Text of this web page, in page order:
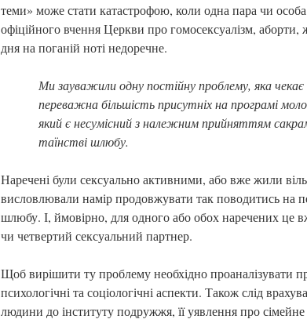
теми» може стати катастрофою, коли одна пара чи особа
офіційного вчення Церкви про гомосексуалізм, аборти,
дня на поганій ноті недоречне.
Ми зауважили одну постійну проблему, яка
переважна більшість присутніх на програмі
який є несумісний з належним прийняттям
таїнстві шлюбу.
Наречені були сексуально активними, або вже жили
висловлювали намір продовжувати так поводитись на
шлюбу. І, ймовірно, для одного або обох наречених це
чи четвертий сексуальний партнер.
Щоб вирішити ту проблему необхідно проаналізувати
психологічні та соціологічні аспекти. Також слід
людини до інституту подружжя, її уявлення про